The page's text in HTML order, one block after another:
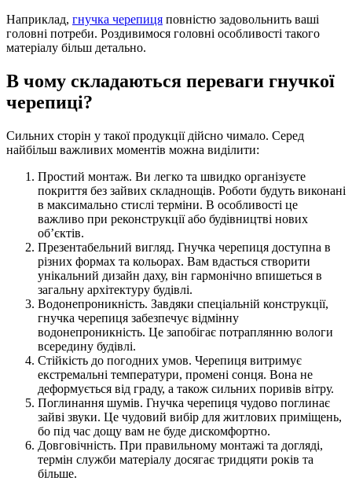
Наприклад, гнучка черепиця повністю задовольнить ваші
головні потреби. Роздивимося головні особливості такого
матеріалу більш детально.
В чому складаються переваги гнучкої
черепиці?
Сильних сторін у такої продукції дійсно чимало. Серед
найбільш важливих моментів можна виділити:
Простий монтаж. Ви легко та швидко організуєте
покриття без зайвих складнощів. Роботи будуть виконані
в максимально стислі терміни. В особливості це
важливо при реконструкції або будівництві нових
об’єктів.
Презентабельний вигляд. Гнучка черепиця доступна в
різних формах та кольорах. Вам вдасться створити
унікальний дизайн даху, він гармонічно впишеться в
загальну архітектуру будівлі.
Водонепроникність. Завдяки спеціальній конструкції,
гнучка черепиця забезпечує відмінну
водонепроникність. Це запобігає потраплянню вологи
всередину будівлі.
Стійкість до погодних умов. Черепиця витримує
екстремальні температури, промені сонця. Вона не
деформується від граду, а також сильних поривів вітру.
Поглинання шумів. Гнучка черепиця чудово поглинає
зайві звуки. Це чудовий вибір для житлових приміщень,
бо під час дощу вам не буде дискомфортно.
Довговічність. При правильному монтажі та догляді,
термін служби матеріалу досягає тридцяти років та
більше.